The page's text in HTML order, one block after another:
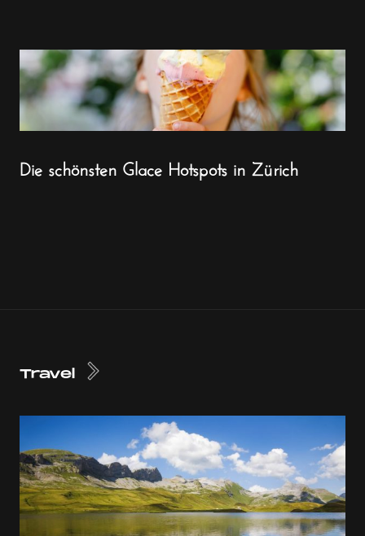
Die schönsten Glace Hotspots in Zürich
Travel